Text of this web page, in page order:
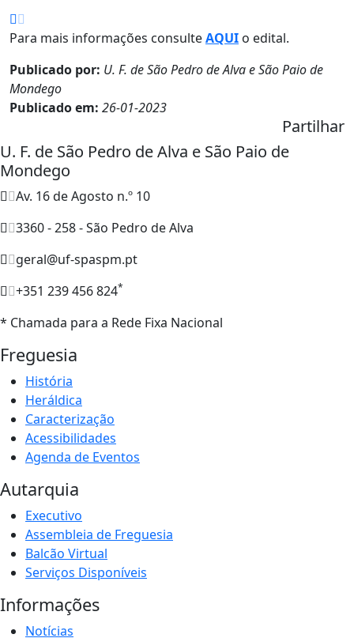
Para mais informações consulteAQUI o edital.
Publicado por: U. F. de São Pedro de Alva e São Paio de
Mondego
Publicado em: 26-01-2023
Partilhar
U. F. de São Pedro de Alva e São Paio de
Mondego
Av. 16 de Agosto n.º 10
3360 - 258 - São Pedro de Alva
geral@uf-spaspm.pt
+351 239 456 824*
* Chamada para a Rede Fixa Nacional
Freguesia
História
Heráldica
Caracterização
Acessibilidades
Agenda de Eventos
Autarquia
Executivo
Assembleia de Freguesia
Balcão Virtual
Serviços Disponíveis
Informações
Notícias